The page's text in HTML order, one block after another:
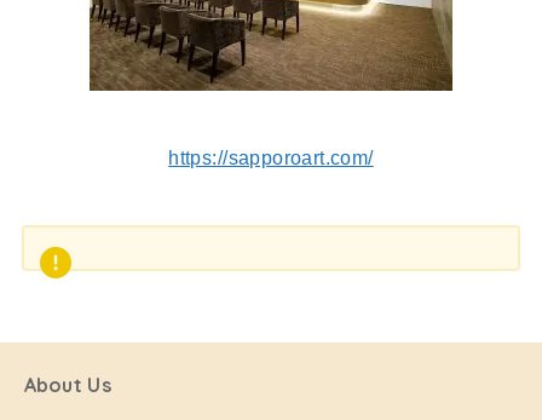
https://sapporoart.com/
About Us